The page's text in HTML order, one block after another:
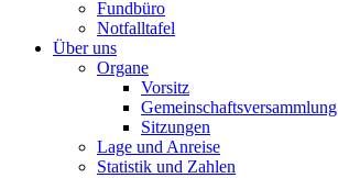
Fundbüro
Notfalltafel
Über uns
Organe
Vorsitz
Gemeinschaftsversammlung
Sitzungen
Lage und Anreise
Statistik und Zahlen